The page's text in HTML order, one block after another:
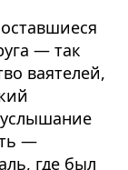
— так
ваятелей,
—
где был